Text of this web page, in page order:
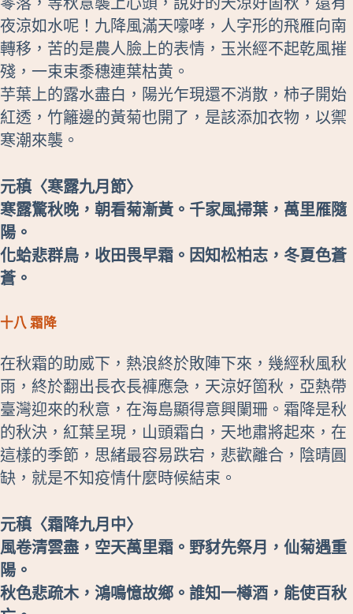
夜涼如水呢！九降風滿天嚎哮，人字形的飛雁向南
轉移，苦的是農人臉上的表情，玉米經不起乾風摧
殘，一束束黍穗連葉枯黄。
芋葉上的露水盡白，陽光乍現還不消散，柿子開始
紅透，竹籬邊的黃菊也開了，是該添加衣物，以禦
寒潮來襲。
元稹〈寒露九月節〉
寒露驚秋晚，朝看菊漸黃。千家風掃葉，萬里雁隨
陽。
化蛤悲群鳥，收田畏早霜。因知松柏志，冬夏色蒼
蒼。
十八 霜降
在秋霜的助威下，熱浪終於敗陣下來，幾經秋風秋
雨，終於翻出長衣長褲應急，天涼好箇秋，亞熱帶
臺灣迎來的秋意，在海島顯得意興闌珊。霜降是秋
的秋決，紅葉呈現，山頭霜白，天地肅將起來，在
這樣的季節，思緒最容易跌宕，悲歡離合，陰晴圓
缺，就是不知疫情什麼時候結束。
元稹〈霜降九月中〉
風卷清雲盡，空天萬里霜。野豺先祭月，仙菊遇重
陽。
秋色悲疏木，鴻鳴憶故鄉。誰知一樽酒，能使百秋